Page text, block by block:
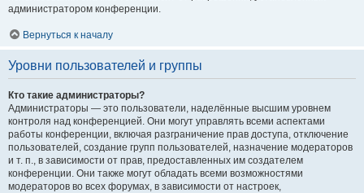
администратором конференции.
Вернуться к началу
Уровни пользователей и группы
Кто такие администраторы?
Администраторы — это пользователи, наделённые высшим уровнем
контроля над конференцией. Они могут управлять всеми аспектами
работы конференции, включая разграничение прав доступа, отключение
пользователей, создание групп пользователей, назначение модераторов
и т. п., в зависимости от прав, предоставленных им создателем
конференции. Они также могут обладать всеми возможностями
модераторов во всех форумах, в зависимости от настроек,